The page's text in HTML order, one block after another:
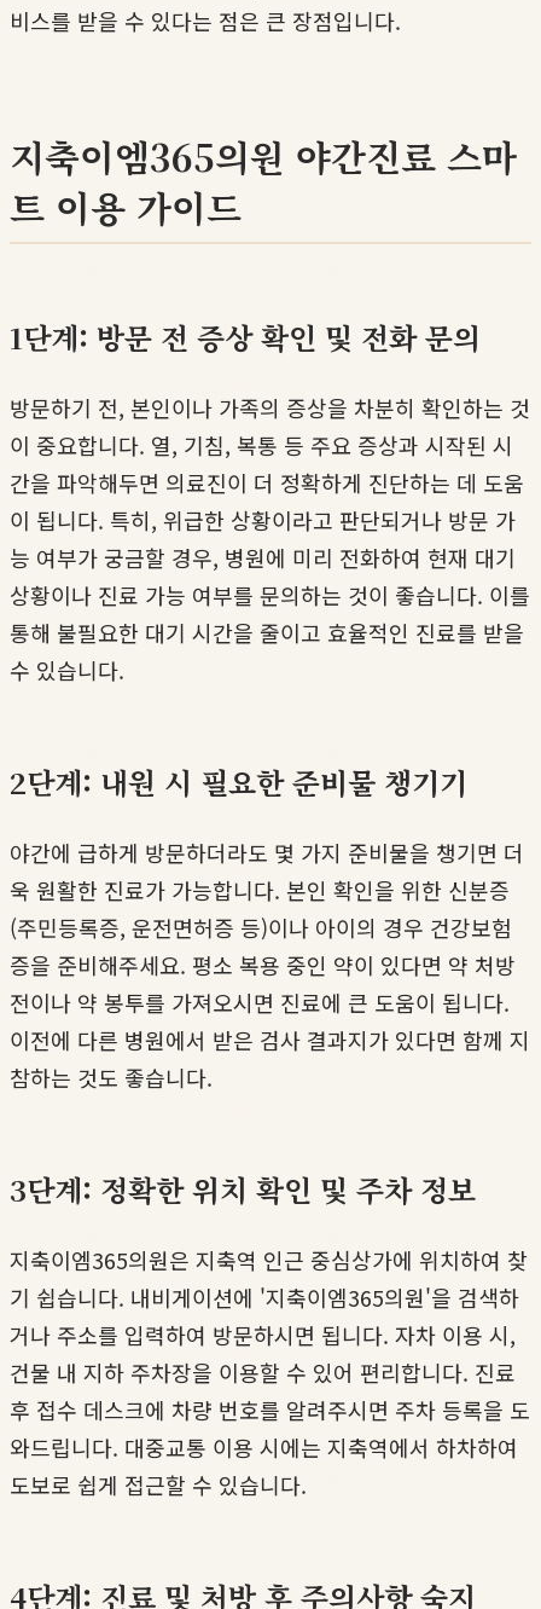
비스를 받을 수 있다는 점은 큰 장점입니다.
지축이엠365의원 야간진료 스마
트 이용 가이드
1단계: 방문 전 증상 확인 및 전화 문의
방문하기 전, 본인이나 가족의 증상을 차분히 확인하는 것
이 중요합니다. 열, 기침, 복통 등 주요 증상과 시작된 시
간을 파악해두면 의료진이 더 정확하게 진단하는 데 도움
이 됩니다. 특히, 위급한 상황이라고 판단되거나 방문 가
능 여부가 궁금할 경우, 병원에 미리 전화하여 현재 대기
상황이나 진료 가능 여부를 문의하는 것이 좋습니다. 이를
통해 불필요한 대기 시간을 줄이고 효율적인 진료를 받을
수 있습니다.
2단계: 내원 시 필요한 준비물 챙기기
야간에 급하게 방문하더라도 몇 가지 준비물을 챙기면 더
욱 원활한 진료가 가능합니다. 본인 확인을 위한 신분증
(주민등록증, 운전면허증 등)이나 아이의 경우 건강보험
증을 준비해주세요. 평소 복용 중인 약이 있다면 약 처방
전이나 약 봉투를 가져오시면 진료에 큰 도움이 됩니다.
이전에 다른 병원에서 받은 검사 결과지가 있다면 함께 지
참하는 것도 좋습니다.
3단계: 정확한 위치 확인 및 주차 정보
지축이엠365의원은 지축역 인근 중심상가에 위치하여 찾
기 쉽습니다. 내비게이션에 '지축이엠365의원'을 검색하
거나 주소를 입력하여 방문하시면 됩니다. 자차 이용 시,
건물 내 지하 주차장을 이용할 수 있어 편리합니다. 진료
후 접수 데스크에 차량 번호를 알려주시면 주차 등록을 도
와드립니다. 대중교통 이용 시에는 지축역에서 하차하여
도보로 쉽게 접근할 수 있습니다.
4단계: 진료 및 처방 후 주의사항 숙지